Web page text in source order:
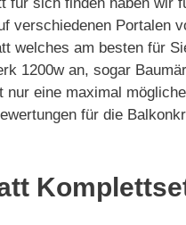
verschiedenen Portalen
welches am besten für
1200w an, sogar
eine maximal
für die